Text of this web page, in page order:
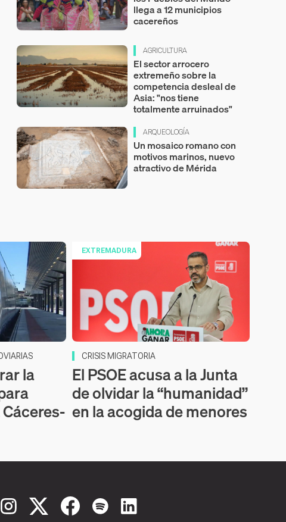
llega a 12 municipios
cacereños
AGRICULTURA
El sector arrocero
extremeño sobre la
competencia desleal de
Asia: "nos tiene
totalmente arruinados"
ARQUEOLOGÍA
Un mosaico romano con
motivos marinos, nuevo
atractivo de Mérida
la
EXTREMADURA
CRISIS MIGRATORIA
El PSOE acusa a la Junta
de olvidar la “humanidad”
en la acogida de menores